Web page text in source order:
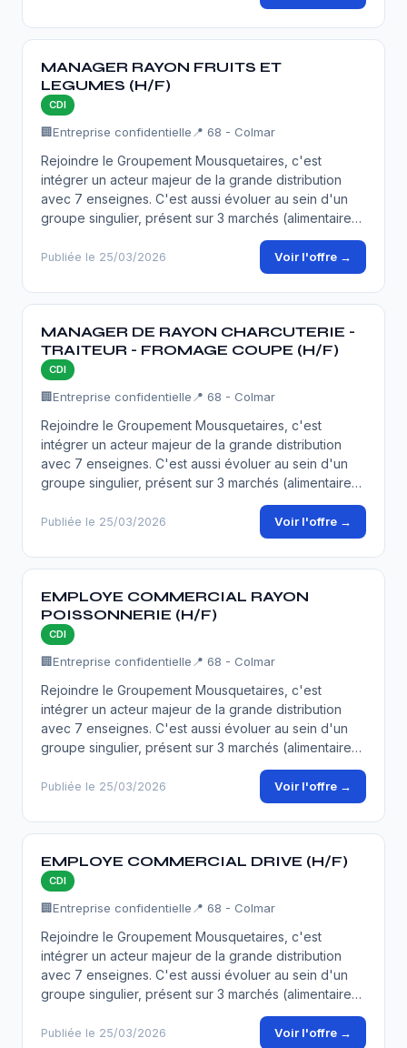
MANAGER RAYON FRUITS ET
LEGUMES (H/F)
CDI
🏢Entreprise confidentielle 📍 68 - Colmar
Rejoindre le Groupement Mousquetaires, c'est
intégrer un acteur majeur de la grande distribution
avec 7 enseignes. C'est aussi évoluer au sein d'un
groupe singulier, présent sur 3 marchés (alimentaire…
Publiée le 25/03/2026 Voir l'offre →
MANAGER DE RAYON CHARCUTERIE -
TRAITEUR - FROMAGE COUPE (H/F)
CDI
🏢Entreprise confidentielle 📍 68 - Colmar
Rejoindre le Groupement Mousquetaires, c'est
intégrer un acteur majeur de la grande distribution
avec 7 enseignes. C'est aussi évoluer au sein d'un
groupe singulier, présent sur 3 marchés (alimentaire…
Publiée le 25/03/2026 Voir l'offre →
EMPLOYE COMMERCIAL RAYON
POISSONNERIE (H/F)
CDI
🏢Entreprise confidentielle 📍 68 - Colmar
Rejoindre le Groupement Mousquetaires, c'est
intégrer un acteur majeur de la grande distribution
avec 7 enseignes. C'est aussi évoluer au sein d'un
groupe singulier, présent sur 3 marchés (alimentaire…
Publiée le 25/03/2026 Voir l'offre →
EMPLOYE COMMERCIAL DRIVE (H/F)
CDI
🏢Entreprise confidentielle 📍 68 - Colmar
Rejoindre le Groupement Mousquetaires, c'est
intégrer un acteur majeur de la grande distribution
avec 7 enseignes. C'est aussi évoluer au sein d'un
groupe singulier, présent sur 3 marchés (alimentaire…
Publiée le 25/03/2026 Voir l'offre →